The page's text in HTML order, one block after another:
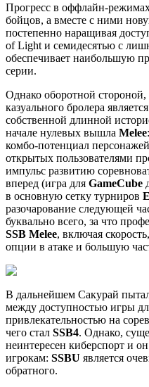
Прогресс в оффлайн-
бойцов, а вместе с ними
постепенно наращивая
of Light и семидесятью с
обеспечивает наибольшую
серии.
Однако оборотной
казуального бролера
собственной длинной
начале нулевых вышла Melee
комбо-потенциал
открытых пользователями
импульс развитию
вперед (игра для GameCube
в основную сетку турниров
разочарование следующей
буквально всего, за что
SSB Melee, включая
опции в атаке и большую
В дальнейшем Сакурай
между доступностью игры
привлекательностью на
чего стал SSB4. Однако,
неинтересен киберспорт и
игрокам: SSBU является
обратного.